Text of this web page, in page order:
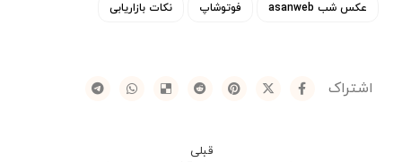
عکس شب asanweb فوتوشاپ نکات بازاریابی
قبلی